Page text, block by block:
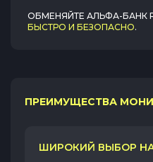
ОБМЕНЯЙТЕ АЛЬФА-БАНК
БЫСТРО И БЕЗОПАСНО.
ПРЕИМУЩЕСТВА
ШИРОКИЙ ВЫБОР